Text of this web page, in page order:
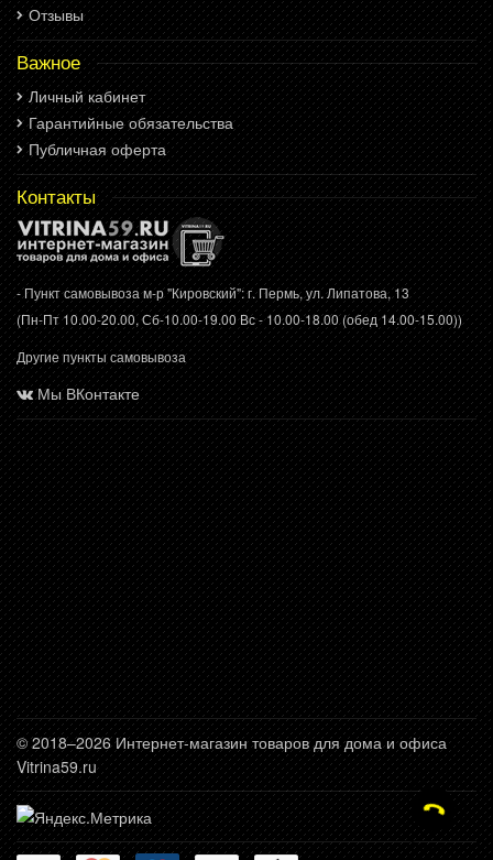
Отзывы
Важное
Личный кабинет
Гарантийные обязательства
Публичная оферта
Контакты
- Пункт самовывоза м-р "Кировский": г. Пермь, ул. Липатова, 13
(Пн-Пт 10.00-20.00, Сб-10.00-19.00 Вс - 10.00-18.00 (обед 14.00-15.00))
Другие пункты самовывоза
Мы ВКонтакте
© 2018–2026 Интернет-магазин товаров для дома и офиса
Vitrina59.ru